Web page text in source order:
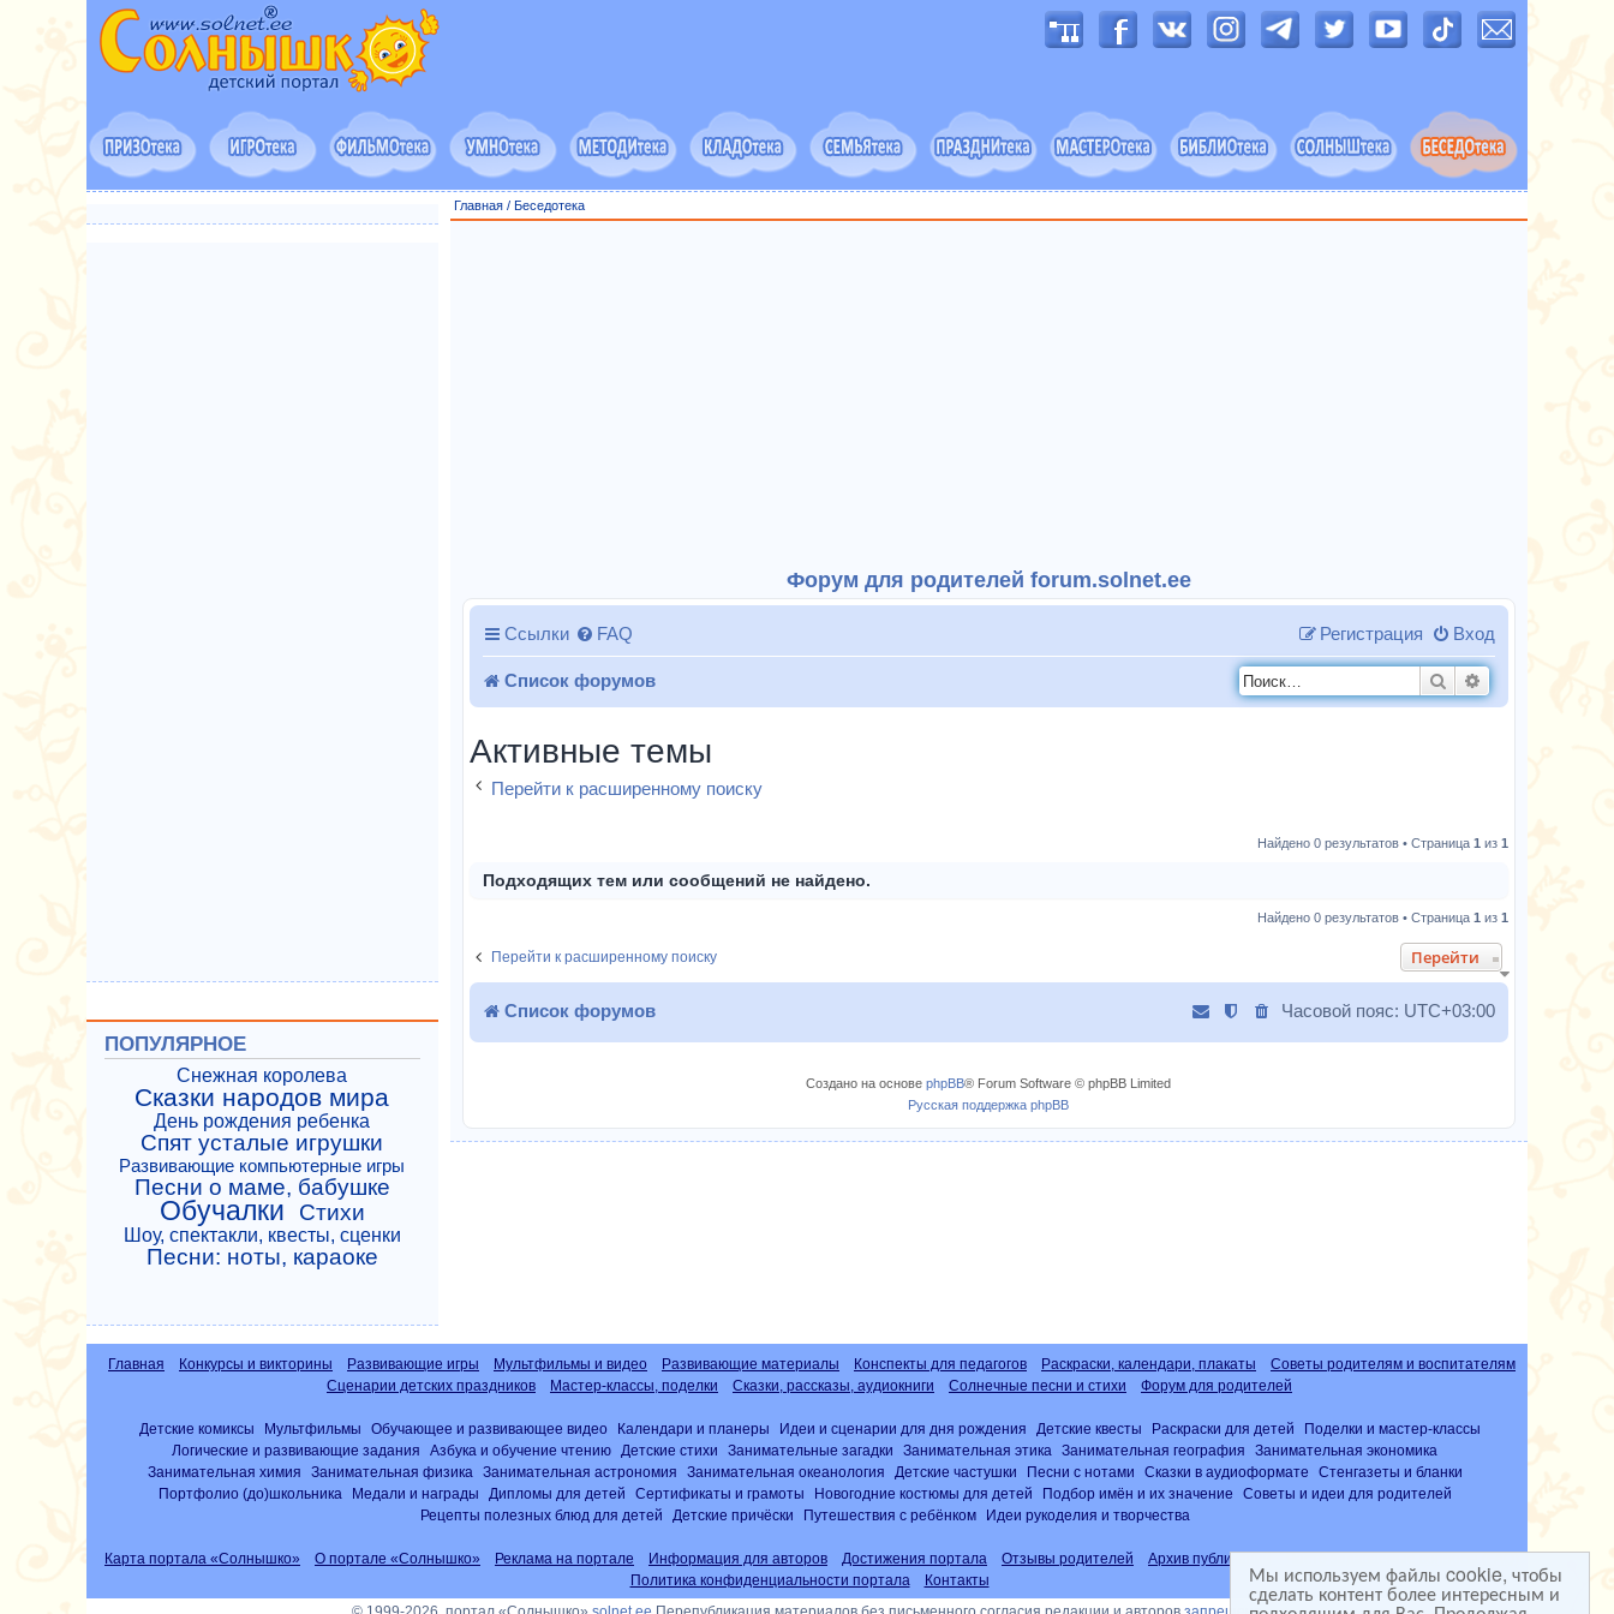
Мы используем файлы cookie, чтобы
сделать контент более интересным и
Главная/ Беседотека
Форум для родителей forum.solnet.ee
Ссылки FAQ Вход
Регистрация
Список форумов Поиск
Активные темы
Перейти к расширенному поиску
Найдено 0 результатов • Страница 1 из 1
Подходящих тем или сообщений не найдено.
Найдено 0 результатов • Страница 1 из 1
Перейти к расширенному поиску Перейти
Список форумов Часовой пояс: UTC+03:00
Создано на основеphpBB® Forum Software © phpBB Limited
Русская поддержка phpBB
ПОПУЛЯРНОЕ
Снежная королева
Сказки народов мира
День рождения ребенка
Спят усталые игрушки
Развивающие компьютерные игры
Песни о маме, бабушке
Обучалки Стихи
Шоу, спектакли, квесты, сценки
Песни: ноты, караоке
Главная Конкурсы и викторины Развивающие игры Мультфильмы и видео Развивающие материалы Конспекты для педагогов Раскраски, календари, плакаты
Советы родителям и воспитателям
Сценарии детских праздников
Мастер-классы, поделки Сказки, рассказы, аудиокниги Солнечные песни и стихи Форум для родителей
Детские комиксы Мультфильмы Обучающее и развивающее видео Календари и планеры Идеи и сценарии для дня рождения Детские квесты Раскраски для детей
Поделки и мастер-классы
Логические и развивающие задания
Азбука и обучение чтению Детские стихи Занимательные загадки Занимательная этика Занимательная география
Занимательная экономика
Занимательная химия
Занимательная физика Занимательная астрономия Занимательная океанология Детские частушки Песни с нотами Сказки в аудиоформате
Стенгазеты и бланки
Портфолио (до)школьника
Медали и награды Дипломы для детей Сертификаты и грамоты Новогодние костюмы для детей Подбор имён и их значение
Советы и идеи для родителей
Рецепты полезных блюд для детей
Детские причёски Путешествия с ребёнком Идеи рукоделия и творчества
Карта портала «Солнышко» О портале «Солнышко» Реклама на портале Информация для авторов Достижения портала Отзывы родителей Архив публикаций
Политика конфиденциальности портала
Контакты